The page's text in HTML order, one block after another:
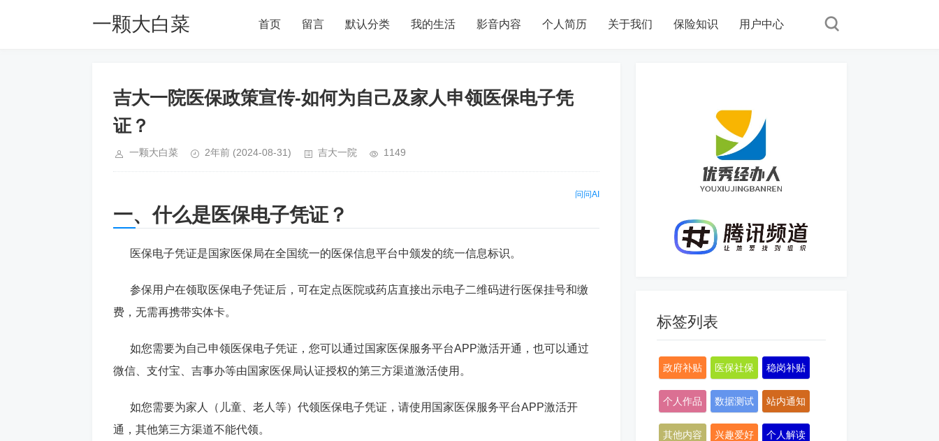
一颗大白菜 首页 留言 默认分类 我的生活 影音内容 个人简历 关于我们 保险知识 用户中心
吉大一院医保政策宣传-如何为自己及家人申领医保电子凭
证？
一颗大白菜 2年前 (2024-08-31) 吉大一院 1149
问问AI
一、什么是医保电子凭证？
医保电子凭证是国家医保局在全国统一的医保信息平台中颁发的统一信息标识。
参保用户在领取医保电子凭证后，可在定点医院或药店直接出示电子二维码进行医保挂号和缴
费，无需再携带实体卡。
如您需要为自己申领医保电子凭证，您可以通过国家医保服务平台APP激活开通，也可以通过
微信、支付宝、吉事办等由国家医保局认证授权的第三方渠道激活使用。
如您需要为家人（儿童、老人等）代领医保电子凭证，请使用国家医保服务平台APP激活开
通，其他第三方渠道不能代领。
标签列表
政府补贴 医保社保 稳岗补贴
个人作品 数据测试 站内通知
其他内容 兴趣爱好 个人解读